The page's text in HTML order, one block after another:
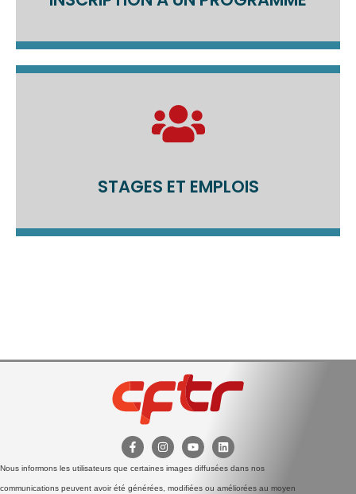
STAGES ET EMPLOIS
Nous informons les utilisateurs que certaines images diffusées dans nos
communications peuvent avoir été générées, modifiées ou améliorées au moyen